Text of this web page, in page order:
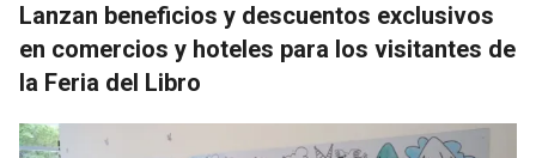
Lanzan beneficios y descuentos exclusivos
en comercios y hoteles para los visitantes de
la Feria del Libro